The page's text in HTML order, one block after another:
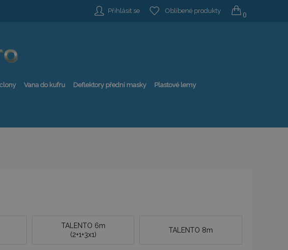
Přihlásit se Oblíbené produkty 0
Vana do kufru Deflektory přední masky Plastové lemy
TALENTO 6m
(2+1+3x1)
TALENTO 8m